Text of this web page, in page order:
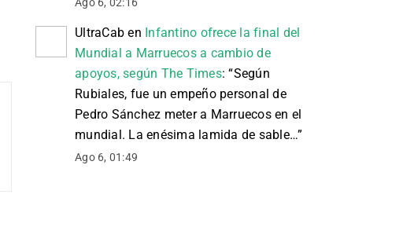
UltraCab en Infantino ofrece la final del
Mundial a Marruecos a cambio de
apoyos, según The Times: “Según
Rubiales, fue un empeño personal de
Pedro Sánchez meter a Marruecos en el
mundial. La enésima lamida de sable…”
Ago 6, 01:49